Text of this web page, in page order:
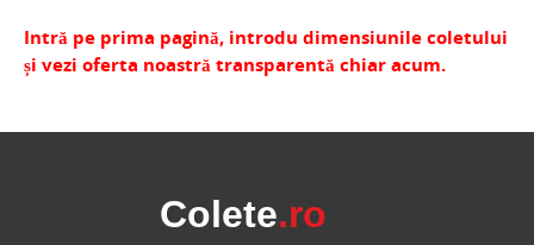
Intră pe prima pagină, introdu dimensiunile coletului
și vezi oferta noastră transparentă chiar acum.
Colete.ro